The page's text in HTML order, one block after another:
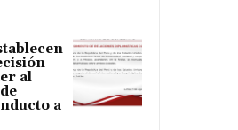
al
a